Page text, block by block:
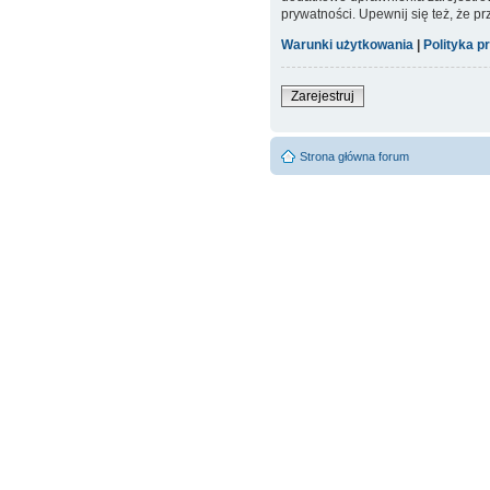
prywatności. Upewnij się też, że
Warunki użytkowania | Polityka
Zarejestruj
Strona główna forum